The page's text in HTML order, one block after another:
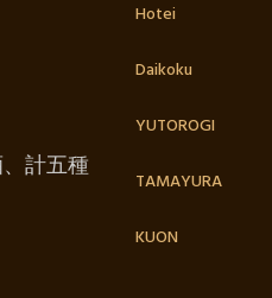
計五種
Hotei
Daikoku
YUTOROGI
TAMAYURA
KUON